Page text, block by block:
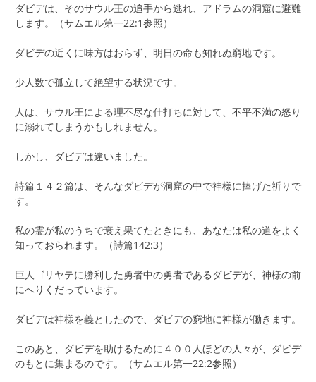
ダビデは、そのサウル王の追手から逃れ、アドラムの洞窟に避難
します。（サムエル第一22:1参照）
ダビデの近くに味方はおらず、明日の命も知れぬ窮地です。
少人数で孤立して絶望する状況です。
人は、サウル王による理不尽な仕打ちに対して、不平不満の怒り
に溺れてしまうかもしれません。
しかし、ダビデは違いました。
詩篇１４２篇は、そんなダビデが洞窟の中で神様に捧げた祈りで
す。
私の霊が私のうちで衰え果てたときにも、あなたは私の道をよく
知っておられます。（詩篇142:3）
巨人ゴリヤテに勝利した勇者中の勇者であるダビデが、神様の前
にへりくだっています。
ダビデは神様を義としたので、ダビデの窮地に神様が働きます。
このあと、ダビデを助けるために４００人ほどの人々が、ダビデ
のもとに集まるのです。（サムエル第一22:2参照）